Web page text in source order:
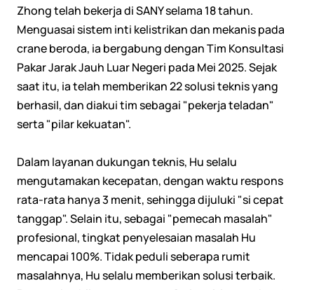
Zhong telah bekerja di SANY selama 18 tahun.
Menguasai sistem inti kelistrikan dan mekanis pada
crane beroda, ia bergabung dengan Tim Konsultasi
Pakar Jarak Jauh Luar Negeri pada Mei 2025. Sejak
saat itu, ia telah memberikan 22 solusi teknis yang
berhasil, dan diakui tim sebagai "pekerja teladan"
serta "pilar kekuatan".
Dalam layanan dukungan teknis, Hu selalu
mengutamakan kecepatan, dengan waktu respons
rata-rata hanya 3 menit, sehingga dijuluki "si cepat
tanggap". Selain itu, sebagai "pemecah masalah"
profesional, tingkat penyelesaian masalah Hu
mencapai 100%. Tidak peduli seberapa rumit
masalahnya, Hu selalu memberikan solusi terbaik.